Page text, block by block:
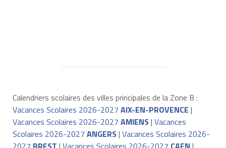
Calendriers scolaires des villes principales de la Zone B :
Vacances Scolaires 2026-2027 AIX-EN-PROVENCE |
Vacances Scolaires 2026-2027 AMIENS| Vacances
Scolaires 2026-2027 ANGERS| Vacances Scolaires 2026-